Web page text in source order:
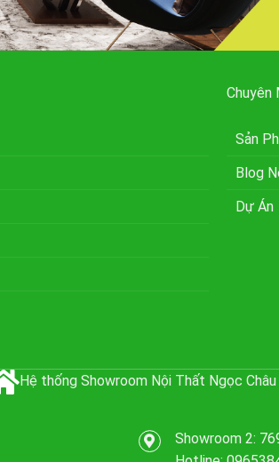
Chuyên
Sản
Blog
Dự Án
Hệ thống Showroom Nội Thất Ngọc Châu
Showroom 2: